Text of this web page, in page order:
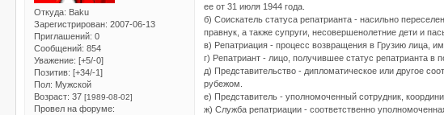
Откуда: Baku
Зарегистрирован: 2007-06-13
Приглашений: 0
Сообщений: 854
Уважение: [+5/-0]
Позитив: [+34/-1]
Пол: Мужской
Возраст: 37 [1989-08-02]
Провел на форуме:
ее от 31 июля 1944 года.
б) Соискатель статуса репатрианта - насильно
правнук, а также супруги, несовершенолетние дети и
в) Репатриация - процесс возвращения в Грузию лица,
г) Репатриант - лицо, получившее статус репатрианта в
д) Представительство - дипломатическое или другое
рубежом.
е) Представитель - уполномоченный сотрудник,
ж) Служба репатриации - соответственно